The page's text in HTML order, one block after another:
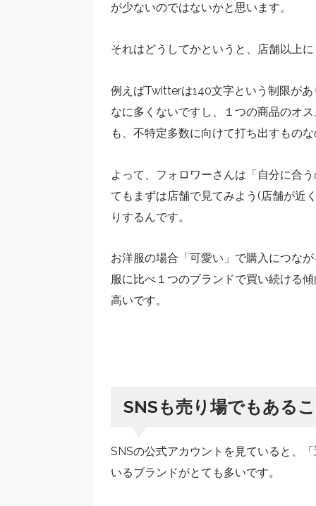
が少ないのではないかと思います。
それはどうしてかというと、店舗以上
例えばTwitterは140文字という制限が
なに多くないですし、１つの商品のオ
も、不特定多数に向けて打ち出すもの
よって、フォロワーさんは「自分に合
てもまずは店舗で見てみよう(店舗が近
りするんです。
お洋服の場合「可愛い」で購入につな
服に比べ１つのブランドで買い続ける
高いです。
SNSも売り場でもある
SNSの公式アカウントを見ていると、
いるブランドがとても多いです。